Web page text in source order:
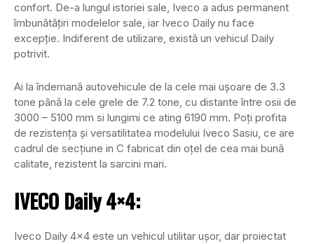
confort. De-a lungul istoriei sale, Iveco a adus permanent
îmbunătățiri modelelor sale, iar Iveco Daily nu face
excepție. Indiferent de utilizare, există un vehicul Daily
potrivit.
Ai la îndemană autovehicule de la cele mai ușoare de 3.3
tone până la cele grele de 7.2 tone, cu distante între osii de
3000 – 5100 mm si lungimi ce ating 6190 mm. Poți profita
de rezistența și versatilitatea modelului Iveco Sasiu, ce are
cadrul de secțiune in C fabricat din oțel de cea mai bună
calitate, rezistent la sarcini mari.
IVECO Daily 4×4:
Iveco Daily 4×4 este un vehicul utilitar ușor, dar proiectat